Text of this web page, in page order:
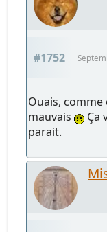
#1752
Ouais,
mauvais
Ça
parait.